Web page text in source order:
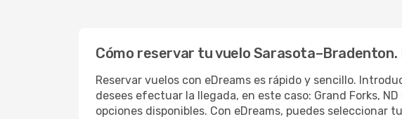
Cómo reservar tu vuelo Sarasota–Bradenton.
Reservar vuelos con eDreams es rápido y sencillo.
desees efectuar la llegada, en este caso: Grand Forks,
opciones disponibles. Con eDreams, puedes